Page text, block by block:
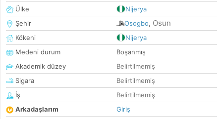
Ülke
Nijerya
Şehir
Osogbo, Osun
Kökeni
Nijerya
Medeni durum
Boşanmış
Akademik düzey
Belirtilmemiş
Sigara
Belirtilmemiş
İş
Belirtilmemiş
Arkadaşlarım
Giriş